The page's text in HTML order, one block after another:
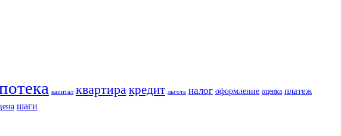
капитал квартиракредит льгота налог оформление оценка платеж
шаги